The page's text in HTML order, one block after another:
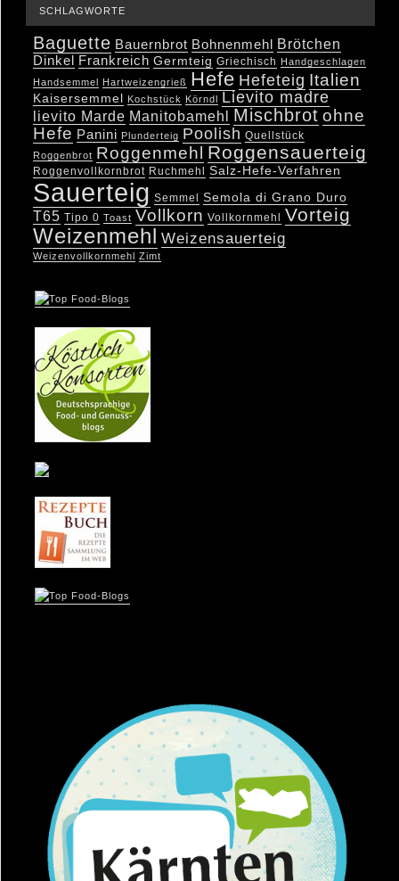
SCHLAGWORTE
Baguette Bauernbrot Bohnenmehl Brötchen
Dinkel Frankreich Germteig Griechisch
Handgeschlagen
Handsemmel
Hartweizengrieß Hefe Hefeteig Italien
Kaisersemmel Kochstück Körndl Lievito madre
lievito Marde Manitobamehl Mischbrot ohne
Hefe Panini Plunderteig Poolish Quellstück
Roggenbrot Roggenmehl Roggensauerteig
Roggenvollkornbrot Ruchmehl Salz-Hefe-Verfahren
Sauerteig Semmel Semola di Grano Duro
T65 Tipo 0 Toast Vollkorn Vollkornmehl Vorteig
Weizenmehl Weizensauerteig
Weizenvollkornmehl Zimt